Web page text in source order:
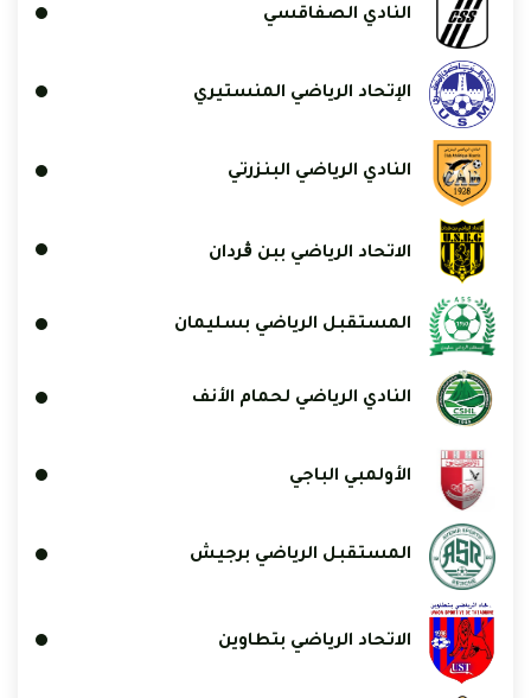
النادي الصفاقسي
الإتحاد الرياضي المنستيري
النادي الرياضي البنزرتي
الاتحاد الرياضي ببن ڨردان
المستقبل الرياضي بسليمان
النادي الرياضي لحمام الأنف
الأولمبي الباجي
المستقبل الرياضي برجيش
الاتحاد الرياضي بتطاوين